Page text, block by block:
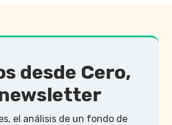
desde Cero,
el análisis de un fondo de